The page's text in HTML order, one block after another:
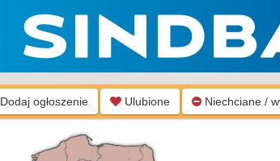
Dodaj ogłoszenie Ulubione Niechciane /